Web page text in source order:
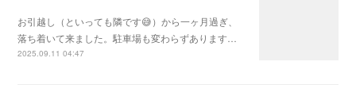
お引越し（といっても隣です😅）から一ヶ月過ぎ、
落ち着いて来ました。駐車場も変わらずあります…
2025.09.11 04:47